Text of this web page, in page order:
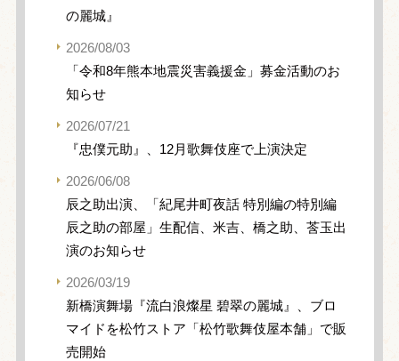
の麗城』
2026/08/03
「令和8年熊本地震災害義援金」募金活動のお
知らせ
2026/07/21
『忠僕元助』、12月歌舞伎座で上演決定
2026/06/08
辰之助出演、「紀尾井町夜話 特別編の特別編
辰之助の部屋」生配信、米吉、橋之助、莟玉出
演のお知らせ
2026/03/19
新橋演舞場『流白浪燦星 碧翠の麗城』、ブロ
マイドを松竹ストア「松竹歌舞伎屋本舗」で販
売開始